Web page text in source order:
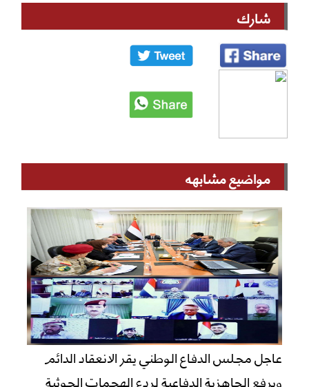
شارك
مواضيع مشابهه
عاجل مجلس الدفاع الوطني يقر الانعقاد الدائم
ويرفع الجاهزية الدفاعية لردع الهجمات الحوثية